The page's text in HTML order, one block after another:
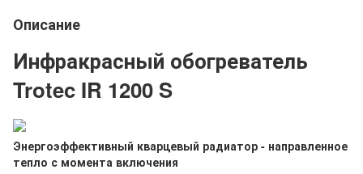
Описание
Инфракрасный обогреватель
Trotec IR 1200 S
Энергоэффективный кварцевый радиатор - направленное
тепло с момента включения